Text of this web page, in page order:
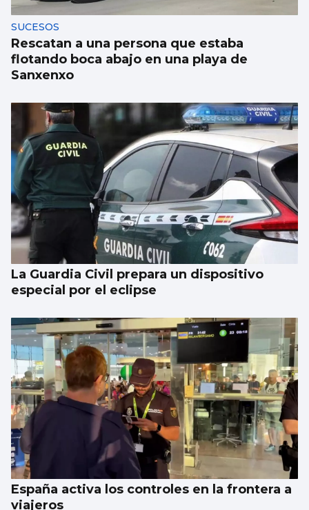
SUCESOS
Rescatan a una persona que estaba
flotando boca abajo en una playa de
Sanxenxo
La Guardia Civil prepara un dispositivo
especial por el eclipse
España activa los controles en la frontera a
viajeros